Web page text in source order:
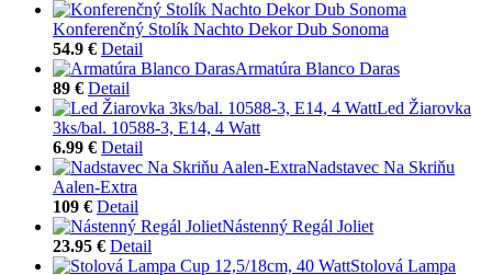
Konferenčný Stolík Nachto Dekor Dub Sonoma
54.9 € Detail
Armatúra Blanco Daras
89 € Detail
Led Žiarovka
3ks/bal. 10588-3, E14, 4 Watt
6.99 € Detail
Nadstavec Na Skriňu
Aalen-Extra
109 € Detail
Nástenný Regál Joliet
23.95 € Detail
Stolová Lampa